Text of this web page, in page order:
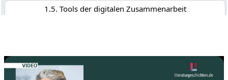
1.5. Tools der digitalen Zusammenarbeit